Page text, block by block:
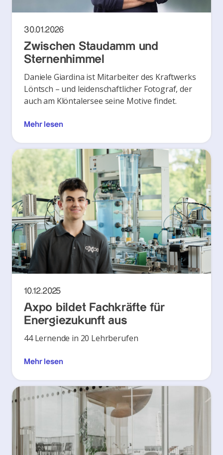
30.01.2026
Zwischen Staudamm und
Sternenhimmel
Daniele Giardina ist Mitarbeiter des Kraftwerks
Löntsch – und leidenschaftlicher Fotograf, der
auch am Klöntalersee seine Motive findet.
Mehr lesen
10.12.2025
Axpo bildet Fachkräfte für
Energiezukunft aus
44 Lernende in 20 Lehrberufen
Mehr lesen